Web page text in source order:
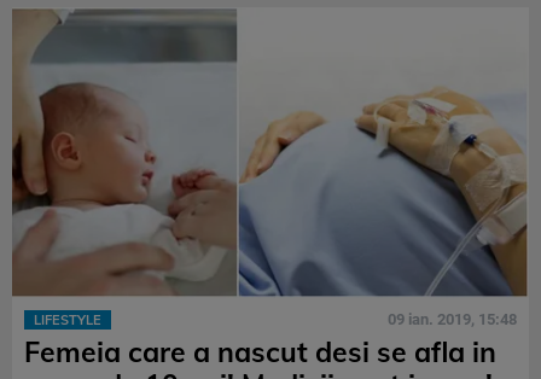
LIFESTYLE 09 ian. 2019, 15:48
Femeia care a nascut desi se afla in